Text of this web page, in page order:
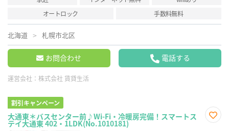
オートロック
手数料無料
北海道 札幌市北区
お問合わせ 電話する
運営会社： 株式会社 賃貸生活
割引キャンペーン
大通東＊バスセンター前♪Wi-Fi・冷暖房完備！スマートス
テイ大通東 402・1LDK(No.1010181)